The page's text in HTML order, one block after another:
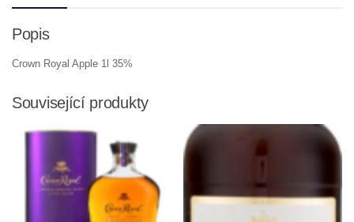
Popis
Crown Royal Apple 1l 35%
Související produkty